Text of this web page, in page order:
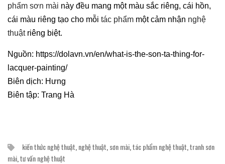
phẩm sơn mài này đều mang một màu sắc riêng, cái hồn,
cái màu riêng tạo cho mỗi tác phẩm một cảm nhận nghệ
thuậtriêng biệt.
Nguồn: https://dolavn.vn/en/what-is-the-son-ta-thing-for-
lacquer-painting/
Biên dịch: Hưng
Biên tập: Trang Hà
kiến thức nghệ thuật nghệ thuật sơn mài tác phẩm nghệ thuật tranh sơn
mài tư vấn nghệ thuật